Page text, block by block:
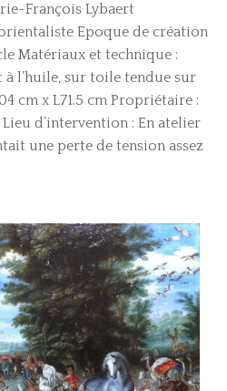
François Lybaert
Epoque de création
Matériaux et technique :
l’huile, sur toile tendue sur
cm x L71.5 cm Propriétaire :
d’intervention : En atelier
une perte de tension assez